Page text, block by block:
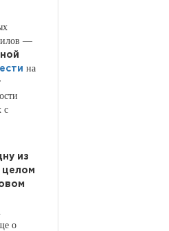
—
на
с
из
целом
.
о